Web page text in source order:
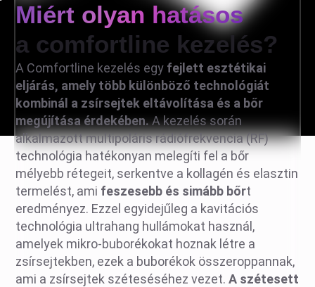
Miért olyan hatásos
a comfortline kezelés?
A Comfortline kezelés egy fejlett esztétikai
eljárás, amely több különböző technológiát
kombinál a zsírsejtek eltávolítása és a bőr
megújítása érdekében.A kezelés során
alkalmazott multipoláris rádiófrekvencia (RF)
technológia hatékonyan melegíti fel a bőr
mélyebb rétegeit, serkentve a kollagén és elasztin
termelést, ami feszesebb és simább bőrt
eredményez. Ezzel egyidejűleg a kavitációs
technológia ultrahang hullámokat használ,
amelyek mikro-buborékokat hoznak létre a
zsírsejtekben, ezek a buborékok összeroppannak,
ami a zsírsejtek széteséséhez vezet. A szétesett